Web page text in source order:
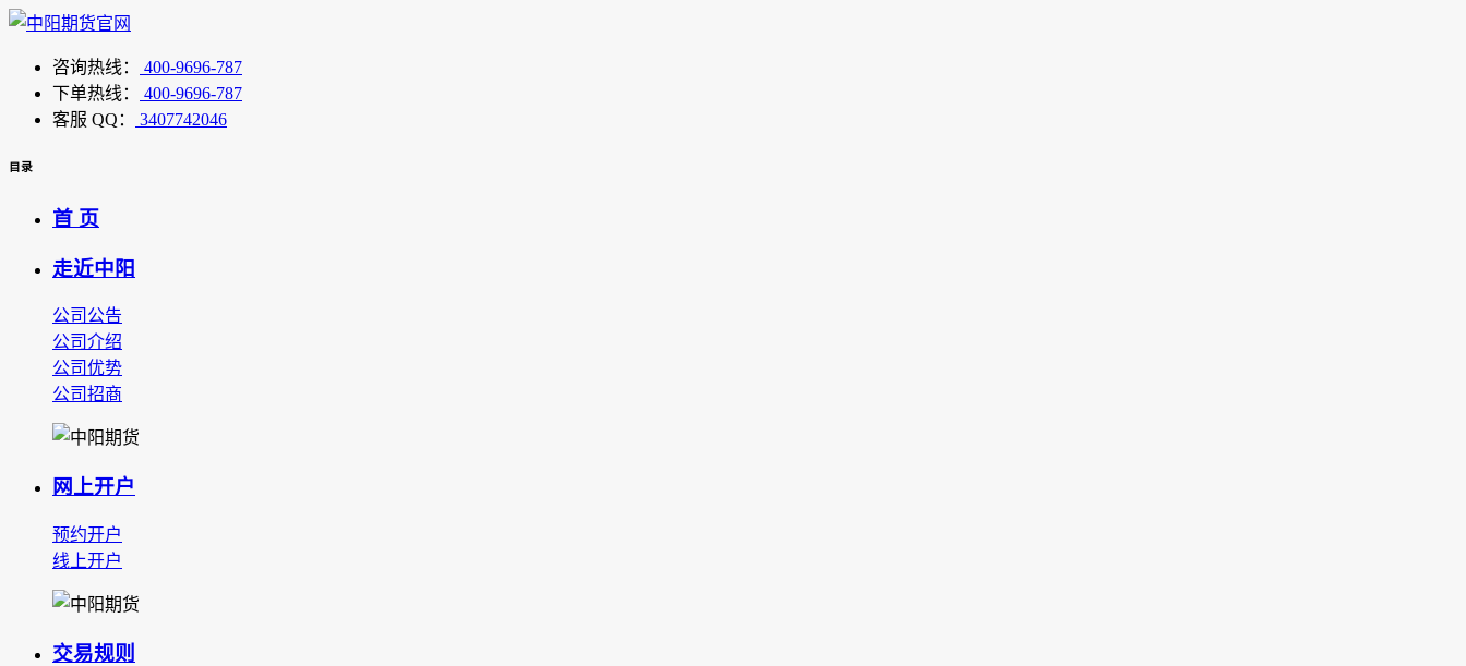
咨询热线：
400-9696-787
下单热线：
400-9696-787
客服 QQ：
3407742046
目录
首 页
走近中阳
公司公告
公司介绍
公司优势
公司招商
网上开户
预约开户
线上开户
交易规则